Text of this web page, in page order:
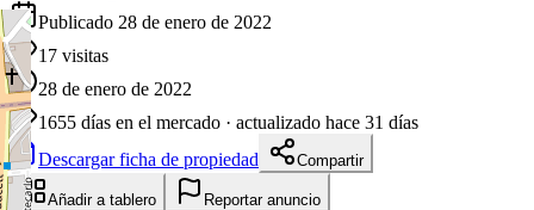
Publicado 28 de enero de 2022
17 visitas
28 de enero de 2022
1655 días en el mercado · actualizado hace 31 días
Descargar ficha de propiedad
Compartir
Añadir a tablero Reportar anuncio